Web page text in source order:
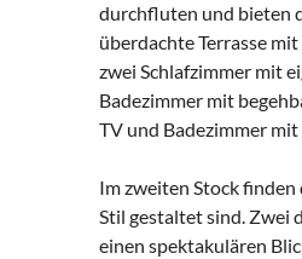
durchfluten und bieten
überdachte Terrasse
zwei Schlafzimmer mit
Badezimmer mit
TV und Badezimmer
Im zweiten Stock
Stil gestaltet sind. Zwei
einen spektakulären